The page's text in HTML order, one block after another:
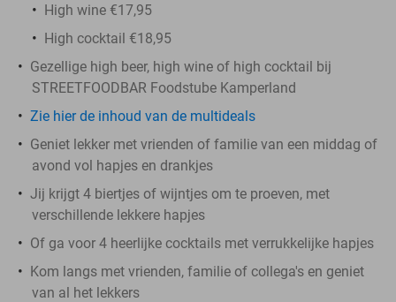
High wine €17,95
High cocktail €18,95
Gezellige high beer, high wine of high cocktail bij
STREETFOODBAR Foodstube Kamperland
Zie hier de inhoud van de multideals
Geniet lekker met vrienden of familie van een middag of
avond vol hapjes en drankjes
Jij krijgt 4 biertjes of wijntjes om te proeven, met
verschillende lekkere hapjes
Of ga voor 4 heerlijke cocktails met verrukkelijke hapjes
Kom langs met vrienden, familie of collega's en geniet
van al het lekkers